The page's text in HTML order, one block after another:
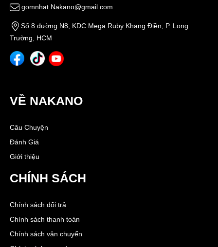
gomnhat.Nakano@gmail.com
Số 8 đường N8, KDC Mega Ruby Khang Điền, P. Long
Trường, HCM
VỀ NAKANO
Câu Chuyện
Đánh Giá
Giới thiệu
CHÍNH SÁCH
Chính sách đổi trả
Chính sách thanh toán
Chính sách vận chuyển